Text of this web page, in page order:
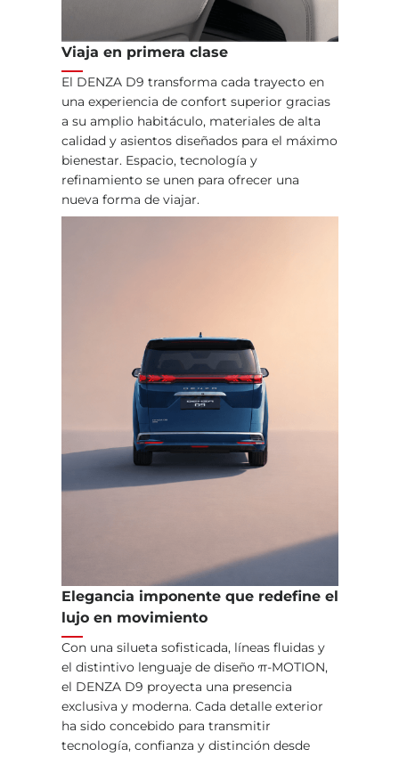
Viaja en primera clase
El DENZA D9 transforma cada trayecto en
una experiencia de confort superior gracias
a su amplio habitáculo, materiales de alta
calidad y asientos diseñados para el máximo
bienestar. Espacio, tecnología y
refinamiento se unen para ofrecer una
nueva forma de viajar.
Elegancia imponente que redefine el
lujo en movimiento
Con una silueta sofisticada, líneas fluidas y
el distintivo lenguaje de diseño π-MOTION,
el DENZA D9 proyecta una presencia
exclusiva y moderna. Cada detalle exterior
ha sido concebido para transmitir
tecnología, confianza y distinción desde